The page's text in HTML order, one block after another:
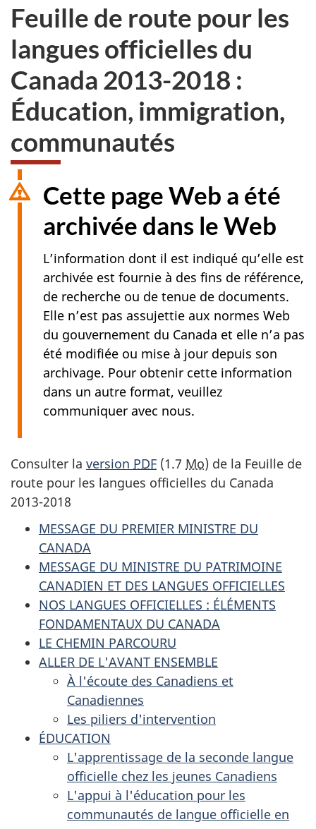
participer
au
sondage
du
site
web,
Feuille de route pour les
langues officielles du
Canada 2013-2018 :
Éducation, immigration,
communautés
Cette page Web a été
archivée dans le Web
L’information dont il est indiqué qu’elle est
archivée est fournie à des fins de référence,
de recherche ou de tenue de documents.
Elle n’est pas assujettie aux normes Web
du gouvernement du Canada et elle n’a pas
été modifiée ou mise à jour depuis son
archivage. Pour obtenir cette information
dans un autre format, veuillez
communiquer avec nous.
Consulter la version PDF (1.7 Mo) de la Feuille de
route pour les langues officielles du Canada
2013-2018
MESSAGE DU PREMIER MINISTRE DU
CANADA
MESSAGE DU MINISTRE DU PATRIMOINE
CANADIEN ET DES LANGUES OFFICIELLES
NOS LANGUES OFFICIELLES : ÉLÉMENTS
FONDAMENTAUX DU CANADA
LE CHEMIN PARCOURU
ALLER DE L'AVANT ENSEMBLE
À l'écoute des Canadiens et
Canadiennes
Les piliers d'intervention
ÉDUCATION
L'apprentissage de la seconde langue
officielle chez les jeunes Canadiens
L'appui à l'éducation pour les
communautés de langue officielle en